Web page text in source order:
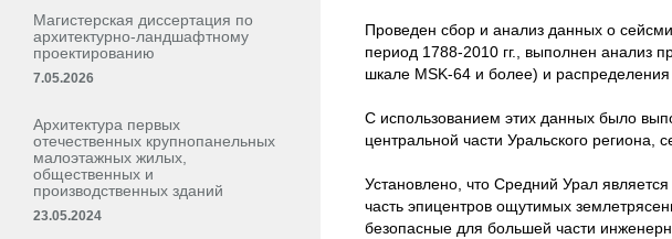
Магистерская диссертация по
архитектурно-ландшафтному
проектированию
7.05.2026
Архитектура первых
отечественных крупнопанельных
малоэтажных жилых,
общественных и
производственных зданий
23.05.2024
Проведен сбор и анализ данных о
период 1788-2010 гг., выполнен анализ
шкале MSK-64 и более) и
С использованием этих данных было
центральной части Уральского региона,
Установлено, что Средний Урал
часть эпицентров ощутимых
безопасные для большей части